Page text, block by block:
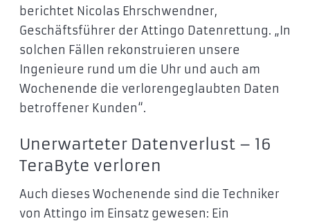
berichtet Nicolas Ehrschwendner,
Geschäftsführer der Attingo Datenrettung. „In
solchen Fällen rekonstruieren unsere
Ingenieure rund um die Uhr und auch am
Wochenende die verlorengeglaubten Daten
betroffener Kunden“.
Unerwarteter Datenverlust – 16
TeraByte verloren
Auch dieses Wochenende sind die Techniker
von Attingo im Einsatz gewesen: Ein